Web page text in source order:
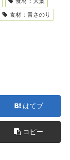
食材：青さのり
はてブ
コピー